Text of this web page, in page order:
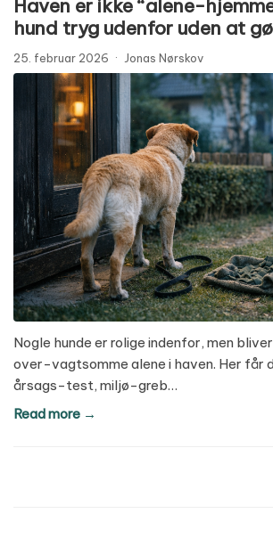
Haven er ikke “alene-
hund tryg udenfor uden at
25. februar 2026 · Jonas Nørskov
Nogle hunde er rolige indenfor, men
over-vagtsomme alene i haven. Her får
årsags-test, miljø-greb…
Read more →